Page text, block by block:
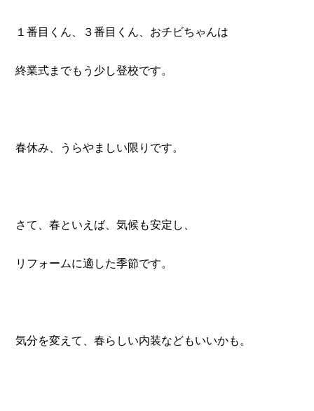
１番目くん、３番目くん、おチビちゃんは
終業式までもう少し登校です。
春休み、うらやましい限りです。
さて、春といえば、気候も安定し、
リフォームに適した季節です。
気分を変えて、春らしい内装などもいいかも。